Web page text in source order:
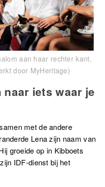
aan haar rechter kant.
door MyHeritage)
naar iets waar je
met de andere
Lena zijn naam van
groeide op in Kibboets
IDF-dienst bij het